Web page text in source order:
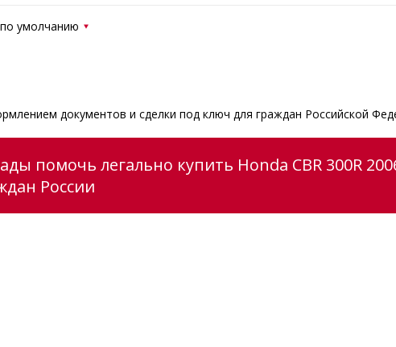
документов и сделки под ключ для граждан Российской
помочь легально купить Honda CBR 300R
России